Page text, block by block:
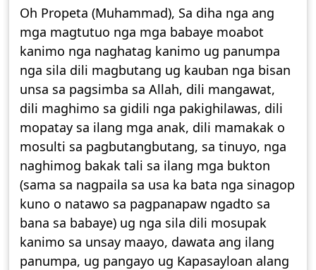
Oh Propeta (Muhammad), Sa diha nga ang
mga magtutuo nga mga babaye moabot
kanimo nga naghatag kanimo ug panumpa
nga sila dili magbutang ug kauban nga bisan
unsa sa pagsimba sa Allah, dili mangawat,
dili maghimo sa gidili nga pakighilawas, dili
mopatay sa ilang mga anak, dili mamakak o
mosulti sa pagbutangbutang, sa tinuyo, nga
naghimog bakak tali sa ilang mga bukton
(sama sa nagpaila sa usa ka bata nga sinagop
kuno o natawo sa pagpanapaw ngadto sa
bana sa babaye) ug nga sila dili mosupak
kanimo sa unsay maayo, dawata ang ilang
panumpa, ug pangayo ug Kapasayloan alang